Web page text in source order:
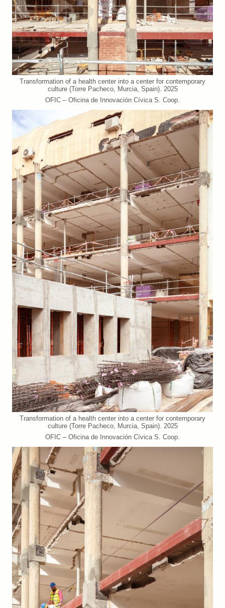
Transformation of a health center into a center for contemporary
culture (Torre Pacheco, Murcia, Spain). 2025
OFIC – Oficina de Innovación Cívica S. Coop.
Transformation of a health center into a center for contemporary
culture (Torre Pacheco, Murcia, Spain). 2025
OFIC – Oficina de Innovación Cívica S. Coop.